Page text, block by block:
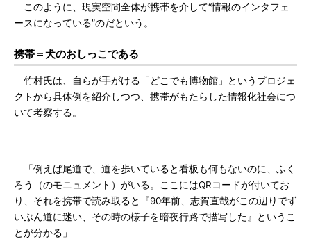
このように、現実空間全体が携帯を介して“情報のインタフェ
ースになっている”のだという。
携帯＝犬のおしっこである
竹村氏は、自らが手がける「どこでも博物館」というプロジェ
クトから具体例を紹介しつつ、携帯がもたらした情報化社会につ
いて考察する。
「例えば尾道で、道を歩いていると看板も何もないのに、ふく
ろう（のモニュメント）がいる。ここにはQRコードが付いてお
り、それを携帯で読み取ると『90年前、志賀直哉がこの辺りでず
いぶん道に迷い、その時の様子を暗夜行路で描写した』というこ
とが分かる」